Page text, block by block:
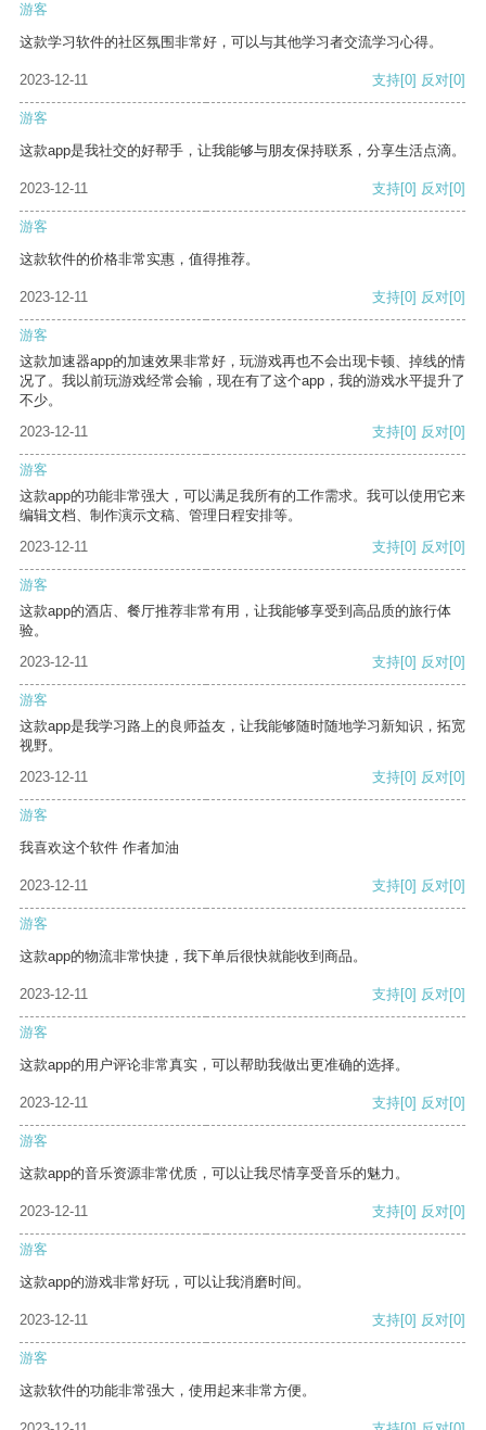
游客
这款学习软件的社区氛围非常好，可以与其他学习者交流学习心得。
2023-12-11 支持[0] 反对[0]
游客
这款app是我社交的好帮手，让我能够与朋友保持联系，分享生活点滴。
2023-12-11 支持[0] 反对[0]
游客
这款软件的价格非常实惠，值得推荐。
2023-12-11 支持[0] 反对[0]
游客
这款加速器app的加速效果非常好，玩游戏再也不会出现卡顿、掉线的情
况了。我以前玩游戏经常会输，现在有了这个app，我的游戏水平提升了
不少。
2023-12-11
支持[0] 反对[0]
游客
这款app的功能非常强大，可以满足我所有的工作需求。我可以使用它来
编辑文档、制作演示文稿、管理日程安排等。
2023-12-11
支持[0] 反对[0]
游客
这款app的酒店、餐厅推荐非常有用，让我能够享受到高品质的旅行体
验。
2023-12-11
支持[0] 反对[0]
游客
这款app是我学习路上的良师益友，让我能够随时随地学习新知识，拓宽
视野。
2023-12-11
支持[0] 反对[0]
游客
我喜欢这个软件 作者加油
2023-12-11 支持[0] 反对[0]
游客
这款app的物流非常快捷，我下单后很快就能收到商品。
2023-12-11 支持[0] 反对[0]
游客
这款app的用户评论非常真实，可以帮助我做出更准确的选择。
2023-12-11 支持[0] 反对[0]
游客
这款app的音乐资源非常优质，可以让我尽情享受音乐的魅力。
2023-12-11 支持[0] 反对[0]
游客
这款app的游戏非常好玩，可以让我消磨时间。
2023-12-11 支持[0] 反对[0]
游客
这款软件的功能非常强大，使用起来非常方便。